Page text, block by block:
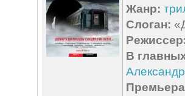
Жанр:
Слоган:
В